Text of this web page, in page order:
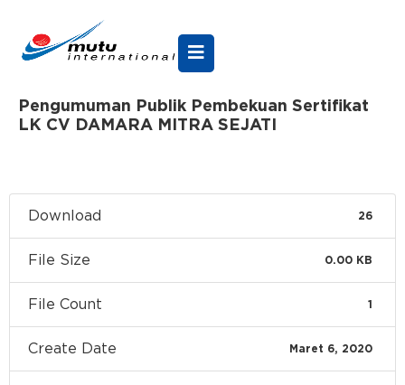
Pengumuman Publik Pembekuan Sertifikat
LK CV DAMARA MITRA SEJATI
Download 26
File Size 0.00 KB
File Count 1
Create Date Maret 6, 2020